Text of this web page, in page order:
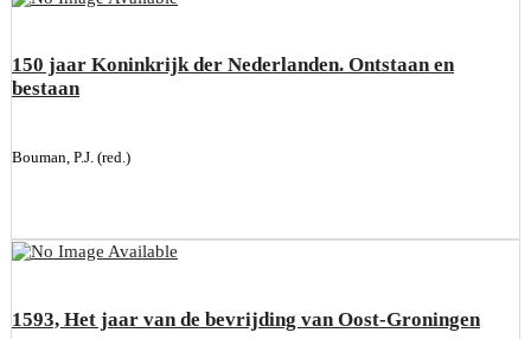
150 jaar Koninkrijk der Nederlanden. Ontstaan en
bestaan
Bouman, P.J. (red.)
1593, Het jaar van de bevrijding van Oost-Groningen